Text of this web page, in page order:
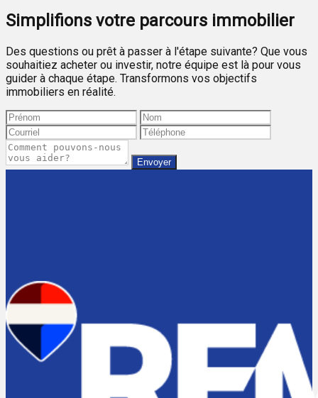
Simplifions votre parcours immobilier
Des questions ou prêt à passer à l'étape suivante? Que vous
souhaitiez acheter ou investir, notre équipe est là pour vous
guider à chaque étape. Transformons vos objectifs
immobiliers en réalité.
Envoyer